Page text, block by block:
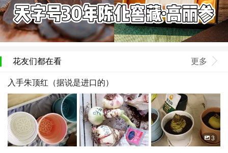
花友们都在看 更多
入手朱顶红（据说是进口的）
3